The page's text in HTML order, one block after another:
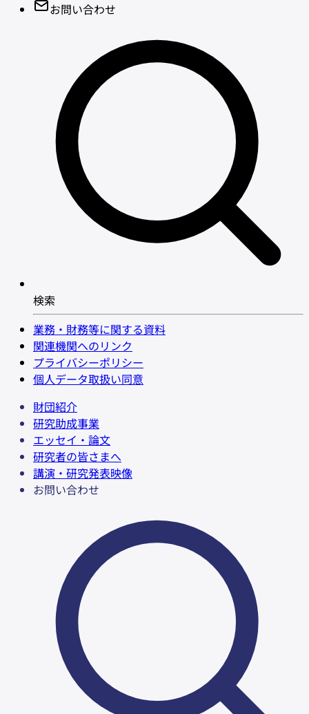
お問い合わせ
検索
業務・財務等に関する資料
関連機関へのリンク
プライバシーポリシー
個人データ取扱い同意
財団紹介
研究助成事業
エッセイ・論文
研究者の皆さまへ
講演・研究発表映像
お問い合わせ